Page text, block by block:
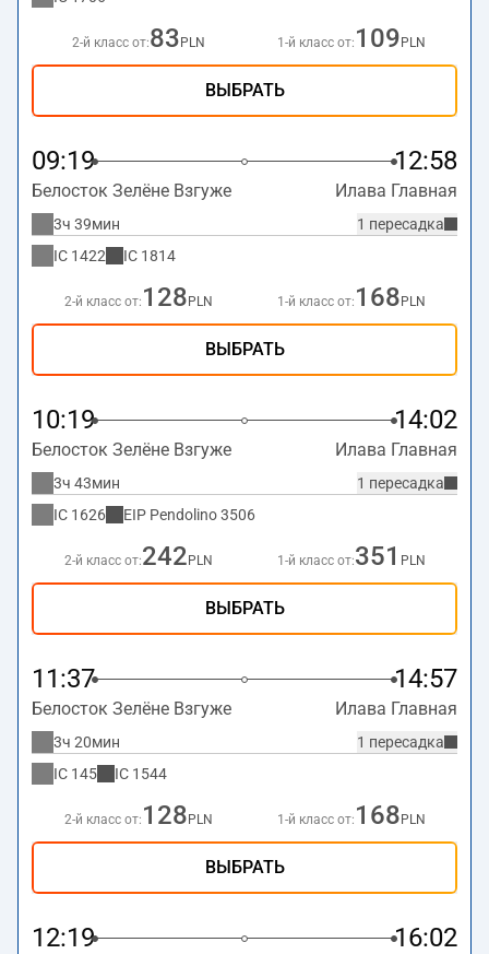
2-й класс от:83 PLN 1-й класс от: 109 PLN
ВЫБРАТЬ
09:19 12:58
Белосток Зелёне Взгуже Илава Главная
1 пересадка
3ч 39мин
IC 1422 IC 1814
2-й класс от: 128 PLN 1-й класс от: 168 PLN
ВЫБРАТЬ
10:19 14:02
Белосток Зелёне Взгуже Илава Главная
1 пересадка
3ч 43мин
IC 1626 EIP Pendolino3506
2-й класс от:242 PLN 1-й класс от:351 PLN
ВЫБРАТЬ
11:37 14:57
Белосток Зелёне Взгуже Илава Главная
1 пересадка
3ч 20мин
IC 145 IC 1544
2-й класс от: 128 PLN 1-й класс от: 168 PLN
ВЫБРАТЬ
12:19 16:02